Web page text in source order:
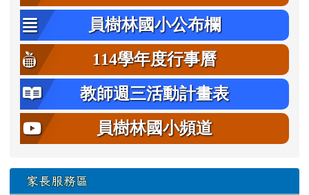
員樹林國小公布欄
114學年度行事曆
教師週三活動計畫表
員樹林國小頻道
家長服務區